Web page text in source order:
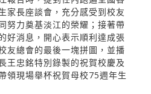
家長座談會，充分感受到校友
努力奠基淡江的榮耀；接著帶
好消息，開心表示順利達成張
友總會的最後一塊拼圖，並播
王忠銘特別錄製的祝賀校慶及
領現場舉杯祝賀母校75週年生